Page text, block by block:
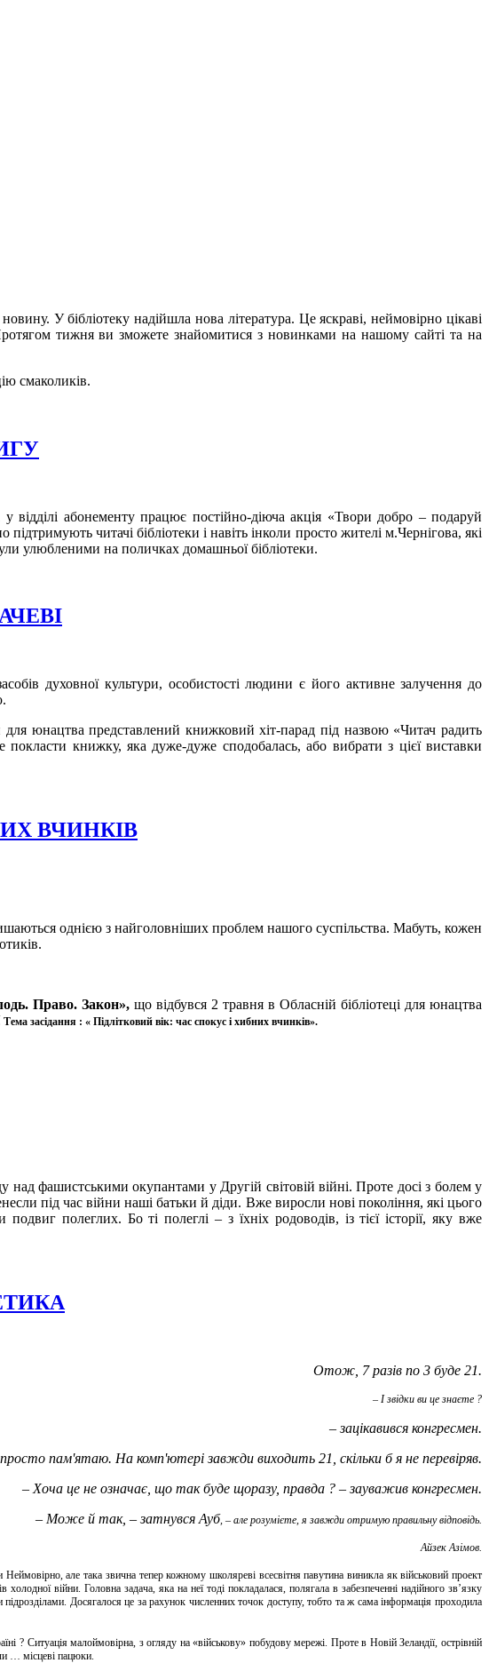
У бібліотеку надійшла нова література. Це яскраві, неймовірно цікаві
тижня ви зможете знайомитися з новинками на нашому сайті та на
смаколиків.
відділі абонементу працює постійно-діюча акція «Твори добро – подаруй
читачі бібліотеки і навіть інколи просто жителі м.Чернігова, які
улюбленими на поличках домашньої бібліотеки.
духовної культури, особистості людини є його активне залучення до
для юнацтва представлений книжковий хіт-парад під назвою «Читач радить
книжку, яка дуже-дуже сподобалась, або вибрати з цієї виставки
ВЧИНКІВ
однією з найголовніших проблем нашого суспільства. Мабуть, кожен
Право. Закон», що відбувся 2 травня в Обласній бібліотеці для юнацтва
Тема засідання : « Підлітковий вік: час спокус і хибних вчинків».
фашистськими окупантами у Другій світовій війні. Проте досі з болем у
під час війни наші батьки й діди. Вже виросли нові покоління, які цього
полеглих. Бо ті полеглі – з їхніх родоводів, із тієї історії, яку вже
Отож, 7 разів по 3 буде 21.
– І звідки ви це знаєте ?
– зацікавився конгресмен.
пам'ятаю. На комп'ютері завжди виходить 21, скільки б я не перевіряв.
– Хоча це не означає, що так буде щоразу, правда ? – зауважив конгресмен.
– Може й так, – затнувся Ауб , – але розумієте, я завжди отримую правильну відповідь.
Айзек Азімов.
Неймовірно, але така звична тепер кожному школяреві всесвітня павутина виникла як військовий проект
війни. Головна задача, яка на неї тоді покладалася, полягала в забезпеченні надійного зв’язку
підрозділами. Досягалося це за рахунок численних точок доступу, тобто та ж сама інформація проходила
? Ситуація малоймовірна, з огляду на «військову» побудову мережі. Проте в Новій Зеландії, острівній
… місцеві пацюки.